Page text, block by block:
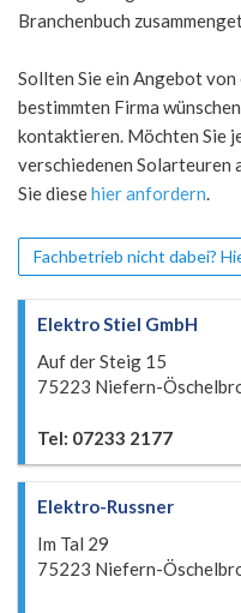
Branchenbuch
Sollten Sie ein Angebot von
bestimmten Firma
kontaktieren. Möchten Sie
verschiedenen Solarteuren
Sie diesehier anfordern.
Fachbetrieb nicht dabei?
Elektro Stiel GmbH
Auf der Steig 15
75223 Niefern-
Tel: 07233 2177
Elektro-Russner
Im Tal 29
75223 Niefern-